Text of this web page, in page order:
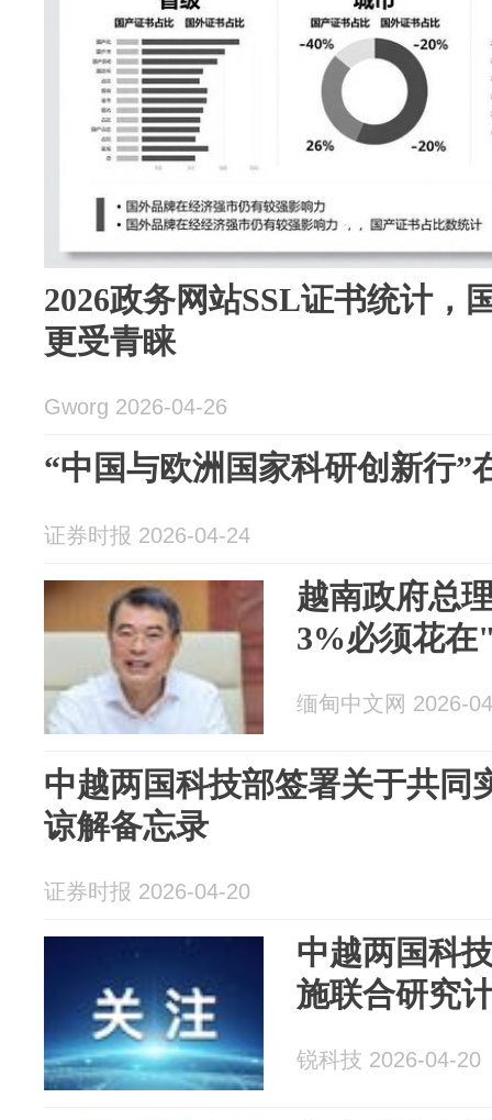
2026政务网站SSL证书统计，
更受青睐
Gworg 2026-04-26
“中国与欧洲国家科研创新行”
证券时报 2026-04-24
越南政府总
3%必须花
缅甸中文网 2026-
中越两国科技部签署关于共同
谅解备忘录
证券时报 2026-04-20
中越两国科
施联合研究
锐科技 2026-04-20